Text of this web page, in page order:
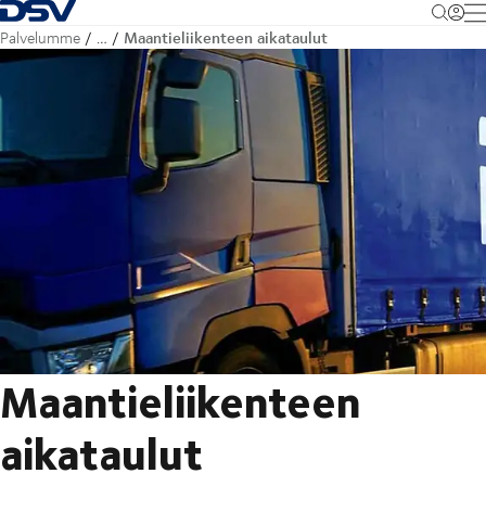
Takaisin kotisivulle
Palvelumme … Maantieliikenteen aikataulut
Maantieliikenteen
aikataulut